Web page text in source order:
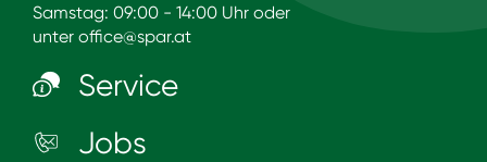
Samstag: 09:00 - 14:00 Uhr oder
unter office@spar.at
Service
Jobs